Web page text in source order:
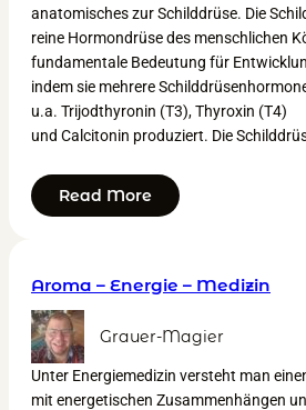
anatomisches zur Schilddrüse. Die
reine Hormondrüse des menschlichen
fundamentale Bedeutung für
indem sie mehrere
u.a. Trijodthyronin (T3), Thyroxin (T4)
und Calcitonin produziert. Die
Read More
Aroma – Energie – Medizin
Grauer-Magier
Unter Energiemedizin versteht man
mit energetischen Zusammenhängen